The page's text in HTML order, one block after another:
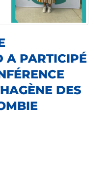
A PARTICIPÉ
DES